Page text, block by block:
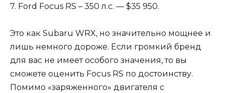
7. Ford Focus RS – 350 л.с. — $35 950.
Это как Subaru WRX, но значительно мощнее и
лишь немного дороже. Если громкий бренд
для вас не имеет особого значения, то вы
сможете оценить Focus RS по достоинству.
Помимо «заряженного» двигателя с